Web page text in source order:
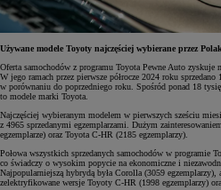
Używane modele Toyoty najczęściej wybierane przez
Oferta samochodów z programu Toyota Pewne Auto zyskuje
W jego ramach przez pierwsze półrocze 2024 roku
w porównaniu do poprzedniego roku. Spośród ponad 18
to modele marki Toyota.
Najczęściej wybieranym modelem w pierwszych sześciu
z 4965 sprzedanymi egzemplarzami. Dużym
egzemplarze) oraz Toyota C-HR (2185 egzemplarzy).
Połowa wszystkich sprzedanych samochodów w programie
co świadczy o wysokim popycie na ekonomiczne i
Najpopularniejszą hybrydą była Corolla (3059
zelektryfikowane wersje Toyoty C-HR (1998 egzemplarzy)